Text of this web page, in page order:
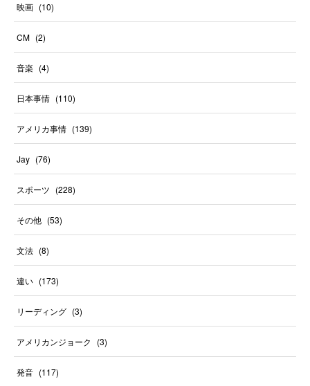
映画 (10)
CM (2)
音楽 (4)
日本事情 (110)
アメリカ事情 (139)
Jay (76)
スポーツ (228)
その他 (53)
文法 (8)
違い (173)
リーディング (3)
アメリカンジョーク (3)
発音 (117)